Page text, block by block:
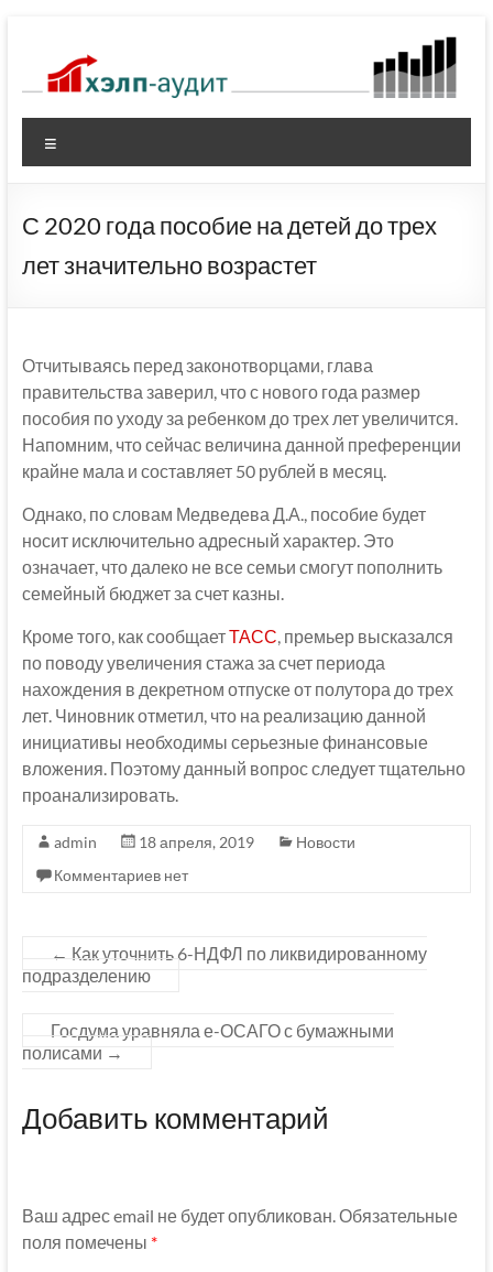
содержимому
С 2020 года пособие на детей до трех
лет значительно возрастет
Отчитываясь перед законотворцами, глава
правительства заверил, что с нового года размер
пособия по уходу за ребенком до трех лет увеличится.
Напомним, что сейчас величина данной преференции
крайне мала и составляет 50 рублей в месяц.
Однако, по словам Медведева Д.А., пособие будет
носит исключительно адресный характер. Это
означает, что далеко не все семьи смогут пополнить
семейный бюджет за счет казны.
Кроме того, как сообщаетТАСС, премьер высказался
по поводу увеличения стажа за счет периода
нахождения в декретном отпуске от полутора до трех
лет. Чиновник отметил, что на реализацию данной
инициативы необходимы серьезные финансовые
вложения. Поэтому данный вопрос следует тщательно
проанализировать.
admin 18 апреля, 2019
Новости
Комментариев нет
← Как уточнить 6-НДФЛ по ликвидированному
подразделению
Госдума уравняла е-ОСАГО с бумажными
полисами →
Добавить комментарий
Ваш адрес email не будет опубликован. Обязательные
поля помечены *